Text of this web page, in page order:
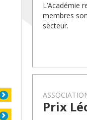
L’Académie
membres
secteur.
Prix